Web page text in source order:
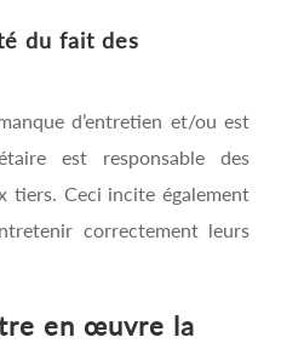
du fait des
d’entretien et/ou est
est responsable des
tiers. Ceci incite également
correctement leurs
en œuvre la